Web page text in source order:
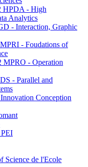
HPDA - High
Analytics
- Interaction, Graphic
- Foudations of
- Operation
- Parallel and
Conception
PEI
Science de l'Ecole